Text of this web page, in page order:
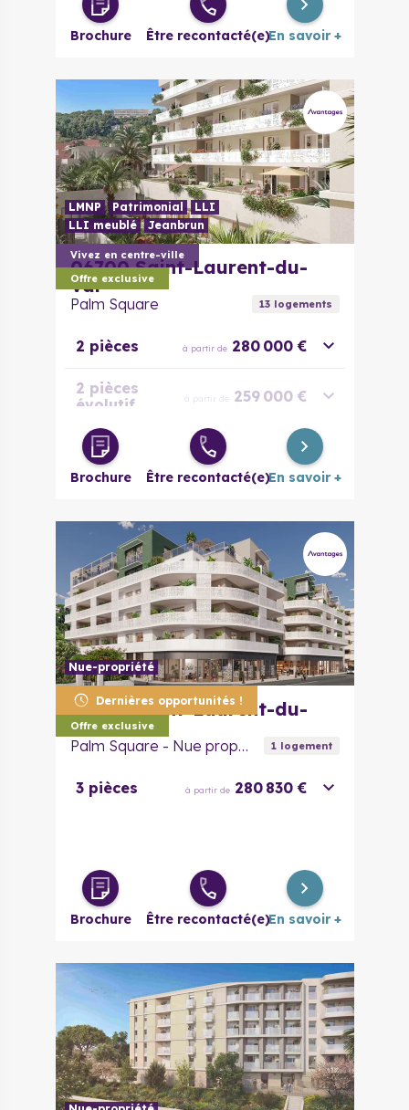
Brochure Être recontacté(e)En savoir +
Vivez en centre-ville
Offre exclusive
LMNP Patrimonial
LLI
LLI meublé
Jeanbrun
06700 Saint-Laurent-du-
Var
Palm Square 13logements
2 pièces à partir de 280 000 €
2 pièces
évolutif
à partir de 259 000 €
3 pièces à partir de 379 000 €
Brochure Être recontacté(e)En savoir +
Dernières opportunités !
Offre exclusive
Nue-propriété
06700 Saint-Laurent-du-
Var
Palm Square - Nue propriété 1logement
3 pièces à partir de 280 830 €
Brochure Être recontacté(e)En savoir +